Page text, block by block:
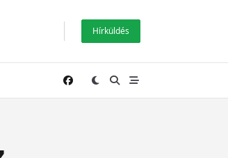
Hírküldés